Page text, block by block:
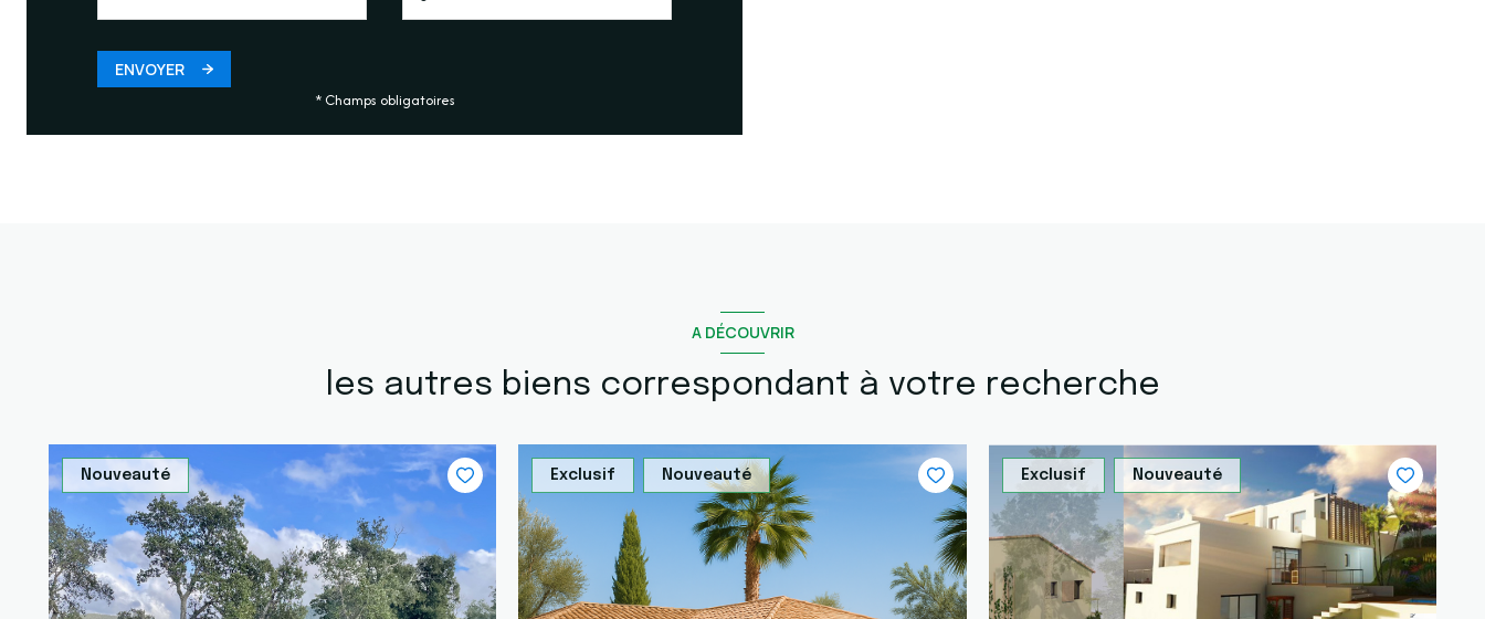
ENVOYER
* Champs obligatoires
A DÉCOUVRIR
les autres biens correspondant à votre recherche
Nouveauté Exclusif Nouveauté Exclusif Nouveauté